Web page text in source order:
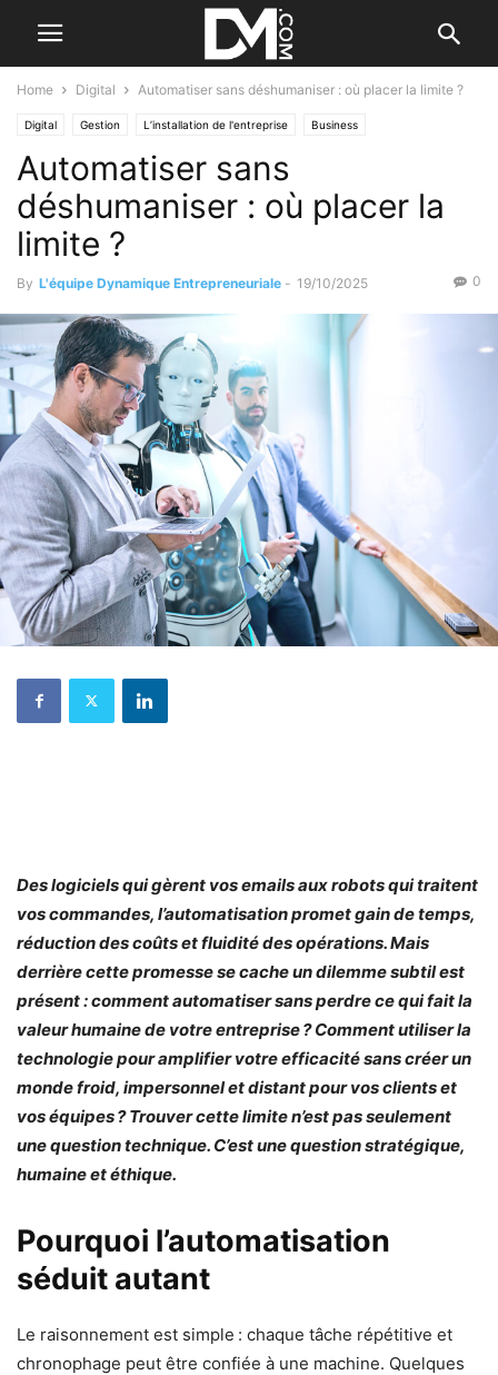
Home Digital Automatiser sans déshumaniser : où placer la limite ?
Digital Gestion L’installation de l'entreprise Business
Valorisation d'entreprise
Automatiser sans
déshumaniser : où placer la
limite ?
By L'équipe Dynamique Entrepreneuriale - 19/10/2025 0
Des logiciels qui gèrent vos emails aux robots qui traitent
vos commandes, l’automatisation promet gain de temps,
réduction des coûts et fluidité des opérations. Mais
derrière cette promesse se cache un dilemme subtil est
présent : comment automatiser sans perdre ce qui fait la
valeur humaine de votre entreprise ? Comment utiliser la
technologie pour amplifier votre efficacité sans créer un
monde froid, impersonnel et distant pour vos clients et
vos équipes ? Trouver cette limite n’est pas seulement
une question technique. C’est une question stratégique,
humaine et éthique.
Pourquoi l’automatisation
séduit autant
Le raisonnement est simple : chaque tâche répétitive et
chronophage peut être confiée à une machine. Quelques